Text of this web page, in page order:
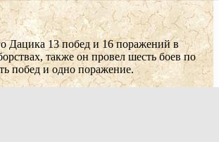
Дацика 13 побед и 16 поражений в
также он провел шесть боев по
побед и одно поражение.